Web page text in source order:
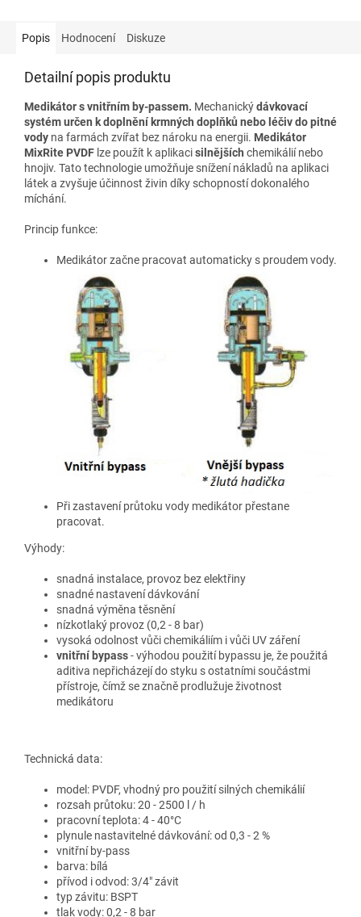
Popis Hodnocení Diskuze
Detailní popis produktu
Medikátor s vnitřním by-passem. Mechanickýdávkovací
systém určen k doplnění krmných doplňků nebo léčiv do pitné
vody na farmách zvířat bez nároku na energii. Medikátor
MixRite PVDF lze použít k aplikacisilnějších chemikálií nebo
hnojiv. Tato technologie umožňuje snížení nákladů na aplikaci
látek a zvyšuje účinnost živin díky schopností dokonalého
míchání.
Princip funkce:
Medikátor začne pracovat automaticky s proudem vody.
Při zastavení průtoku vody medikátor přestane
pracovat.
Výhody:
snadná instalace, provoz bez elektřiny
snadné nastavení dávkování
snadná výměna těsnění
nízkotlaký provoz (0,2 - 8 bar)
vysoká odolnost vůči chemikáliím i vůči UV záření
vnitřní bypass- výhodou použití bypassu je, že použitá
aditiva nepřicházejí do styku s ostatními součástmi
přístroje, čímž se značně prodlužuje životnost
medikátoru
Technická data:
model: PVDF, vhodný pro použití silných chemikálií
rozsah průtoku: 20 - 2500 l / h
pracovní teplota: 4 - 40°C
plynule nastavitelné dávkování: od 0,3 - 2 %
vnitřní by-pass
barva: bílá
přívod i odvod: 3/4" závit
typ závitu: BSPT
tlak vody: 0,2 - 8 bar